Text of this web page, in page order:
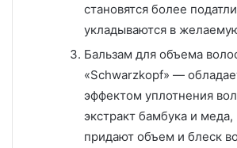
становятся более
укладываются в
Бальзам для объема
«Schwarzkopf» —
эффектом уплотнения
экстракт бамбука и
придают объем и блеск